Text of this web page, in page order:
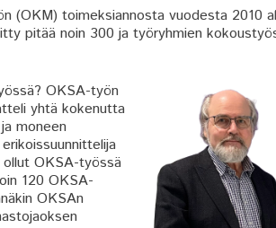
(OKM) toimeksiannosta vuodesta 2010
pitää noin 300 ja työryhmien
OKSA-työn
yhtä kokenutta
moneen
OKSA-työssä
120 OKSA-
OKSAn